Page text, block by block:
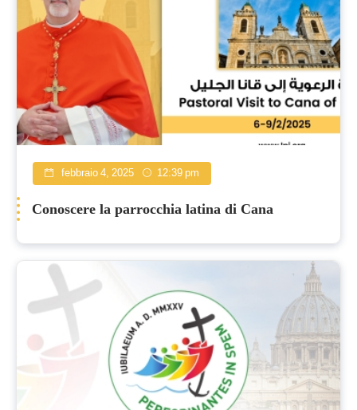
febbraio 4, 2025 12:39 pm
Conoscere la parrocchia latina di Cana